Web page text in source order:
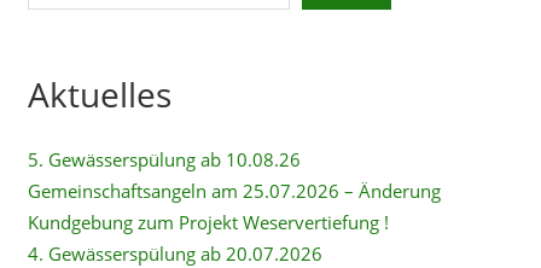
Aktuelles
5. Gewässerspülung ab 10.08.26
Gemeinschaftsangeln am 25.07.2026 – Änderung
Kundgebung zum Projekt Weservertiefung !
4. Gewässerspülung ab 20.07.2026